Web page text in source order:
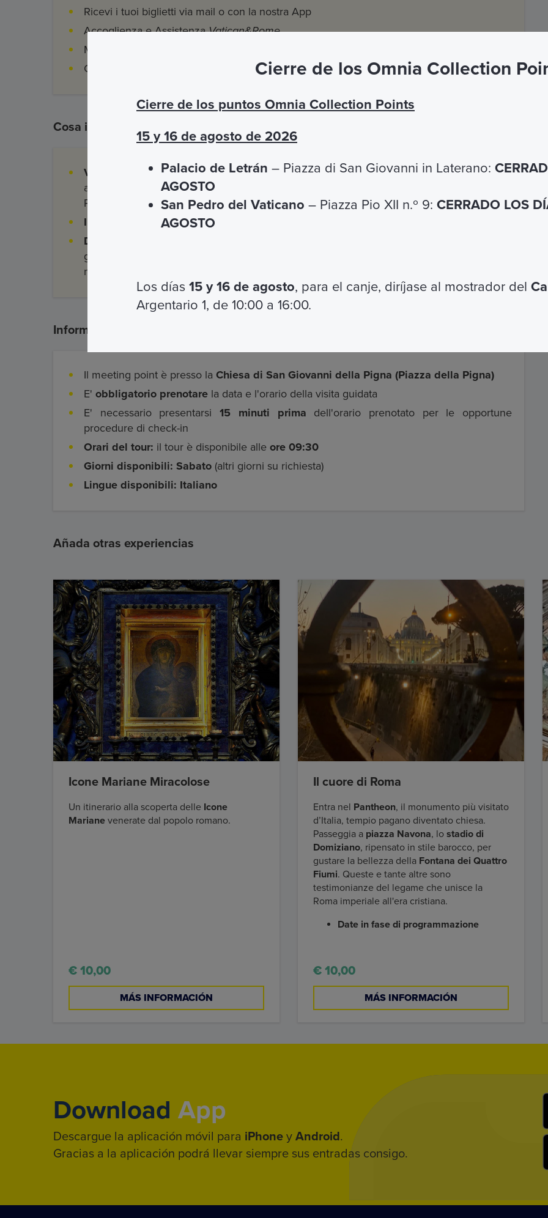
Ricevi i tuoi biglietti via mail o con la nostra App
Accoglienza e AssistenzaVatican&Rome
Mostra i biglietti sul tuo smartphone
Costi di prenotazione e gestione
Cosa include
Visita Guidata
con guide ORP o
assistenti spirituali dell'Opera Romana
Pellegrinaggi
Ingresso
ai siti previsti
Dispositivo radio
guida ingressi ai siti previsti
nell'itinerario
Accesso ai siti non previsti
indicato in "Cos'è incluso"
Informazioni e accoglienza
Il meeting point è presso la Chiesa di San Giovanni della Pigna (Piazza della Pigna)
E' obbligatorio prenotare la data e l'orario della visita guidata
E' necessario presentarsi15 minuti prima dell'orario prenotato per le opportune
procedure di check-in
Orari del tour: il tour è disponibile alle ore 09:30
Giorni disponibili: Sabato (altri giorni su richiesta)
Lingue disponibili: Italiano
Añada otras experiencias
Icone Mariane Miracolose
Un itinerario alla scoperta delle Icone
Mariane venerate dal popolo romano.
€ 10,00
MÁS INFORMACIÓN
Il cuore di Roma
Entra nel Pantheon, il monumento più visitato
d’Italia, tempio pagano diventato chiesa.
Passeggia a piazza Navona, lo stadio di
Domiziano, ripensato in stile barocco, per
gustare la bellezza della Fontana dei Quattro
Fiumi. Queste e tante altre sono
testimonianze del legame che unisce la
Roma imperiale all'era cristiana.
Date in fase di programmazione
€ 10,00
MÁS INFORMACIÓN
Download App
Descargue la aplicación móvil para iPhone y Android.
Gracias a la aplicación podrá llevar siempre sus entradas consigo.
Cierre de los Omnia Collection
Cierre de los puntos Omnia Collection Points
15 y 16 de agosto de 2026
Palacio de Letrán – Piazza di San Giovanni in Laterano:
AGOSTO
San Pedro del Vaticano – Piazza Pio XII n.º 9: CERRADO LOS
AGOSTO
Los días 15 y 16 de agosto, para el canje, diríjase al mostrador del
Argentario 1, de 10:00 a 16:00.